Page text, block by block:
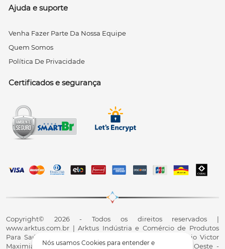
Nós usamos Cookies para entender e
Ajuda e suporte
Venha Fazer Parte Da Nossa Equipe
Quem Somos
Política De Privacidade
Certificados e segurança
Copyright© 2026 - Todos os direitos reservados |
www.arktus.com.br | Arktus Indústria e Comércio de Produtos
Para Saúde Ltda | CNPJ: 01.417.367/0001-78 | R. Antônio Victor
Maximiano, 107, Parque Industrial II, Santa Tereza do Oeste -